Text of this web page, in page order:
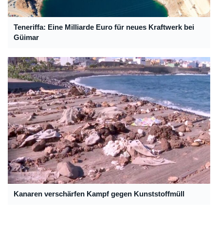
Teneriffa: Eine Milliarde Euro für neues Kraftwerk bei
Güimar
Kanaren verschärfen Kampf gegen Kunststoffmüll